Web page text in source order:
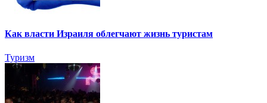
Как власти Израиля облегчают жизнь туристам
Туризм